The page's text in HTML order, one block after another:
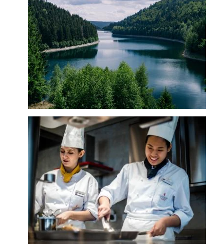
Imagen